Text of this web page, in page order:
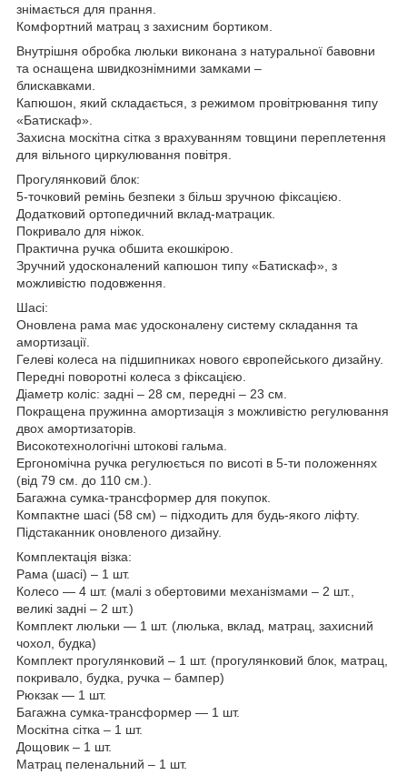
знімається для прання.
Комфортний матрац з захисним бортиком.
Внутрішня обробка люльки виконана з натуральної бавовни
та оснащена швидкознімними замками –
блискавками.
Капюшон, який складається, з режимом провітрювання типу
«Батискаф».
Захисна москітна сітка з врахуванням товщини переплетення
для вільного циркулювання повітря.
Прогулянковий блок:
5-точковий ремінь безпеки з більш зручною фіксацією.
Додатковий ортопедичний вклад-матрацик.
Покривало для ніжок.
Практична ручка обшита екошкірою.
Зручний удосконалений капюшон типу «Батискаф», з
можливістю подовження.
Шасі:
Оновлена рама має удосконалену систему складання та
амортизації.
Гелеві колеса на підшипниках нового європейського дизайну.
Передні поворотні колеса з фіксацією.
Діаметр коліс: задні – 28 см, передні – 23 см.
Покращена пружинна амортизація з можливістю регулювання
двох амортизаторів.
Високотехнологічні штокові гальма.
Ергономічна ручка регулюється по висоті в 5-ти положеннях
(від 79 см. до 110 см.).
Багажна сумка-трансформер для покупок.
Компактне шасі (58 см) – підходить для будь-якого ліфту.
Підстаканник оновленого дизайну.
Комплектація візка:
Рама (шасі) – 1 шт.
Колесо — 4 шт. (малі з обертовими механізмами – 2 шт.,
великі задні – 2 шт.)
Комплект люльки — 1 шт. (люлька, вклад, матрац, захисний
чохол, будка)
Комплект прогулянковий – 1 шт. (прогулянковий блок, матрац,
покривало, будка, ручка – бампер)
Рюкзак — 1 шт.
Багажна сумка-трансформер — 1 шт.
Москітна сітка – 1 шт.
Дощовик – 1 шт.
Матрац пеленальний – 1 шт.